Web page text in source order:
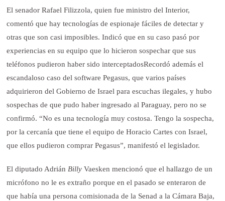
El senador Rafael Filizzola, quien fue ministro del Interior,
comentó que hay tecnologías de espionaje fáciles de detectar y
otras que son casi imposibles. Indicó que en su caso pasó por
experiencias en su equipo que lo hicieron sospechar que sus
teléfonos pudieron haber sido interceptadosRecordó además el
escandaloso caso del software Pegasus, que varios países
adquirieron del Gobierno de Israel para escuchas ilegales, y hubo
sospechas de que pudo haber ingresado al Paraguay, pero no se
confirmó. “No es una tecnología muy costosa. Tengo la sospecha,
por la cercanía que tiene el equipo de Horacio Cartes con Israel,
que ellos pudieron comprar Pegasus”, manifestó el legislador.
El diputado Adrián BillyVaesken mencionó que el hallazgo de un
micrófono no le es extraño porque en el pasado se enteraron de
que había una persona comisionada de la Senad a la Cámara Baja,